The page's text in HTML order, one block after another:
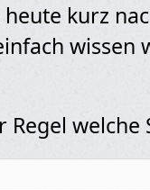
kurz
wissen
welche